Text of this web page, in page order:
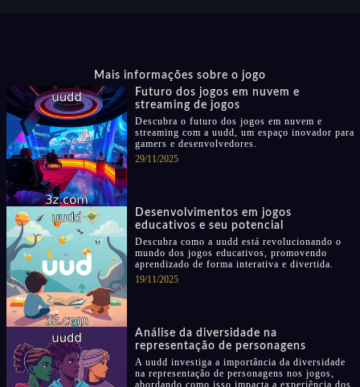
Mais informações sobre o jogo
Futuro dos jogos em nuvem e
streaming de jogos
Descubra o futuro dos jogos em nuvem e
streaming com a uudd, um espaço inovador para
gamers e desenvolvedores.
29/11/2025
Desenvolvimentos em jogos
educativos e seu potencial
Descubra como a uudd está revolucionando o
mundo dos jogos educativos, promovendo
aprendizado de forma interativa e divertida.
19/11/2025
Análise da diversidade na
representação de personagens
A uudd investiga a importância da diversidade
na representação de personagens nos jogos,
abordando como isso impacta a experiência dos